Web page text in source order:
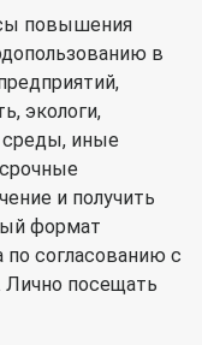
повышения
в
экологи,
иные
и получить
формат
по согласованию с
Лично посещать